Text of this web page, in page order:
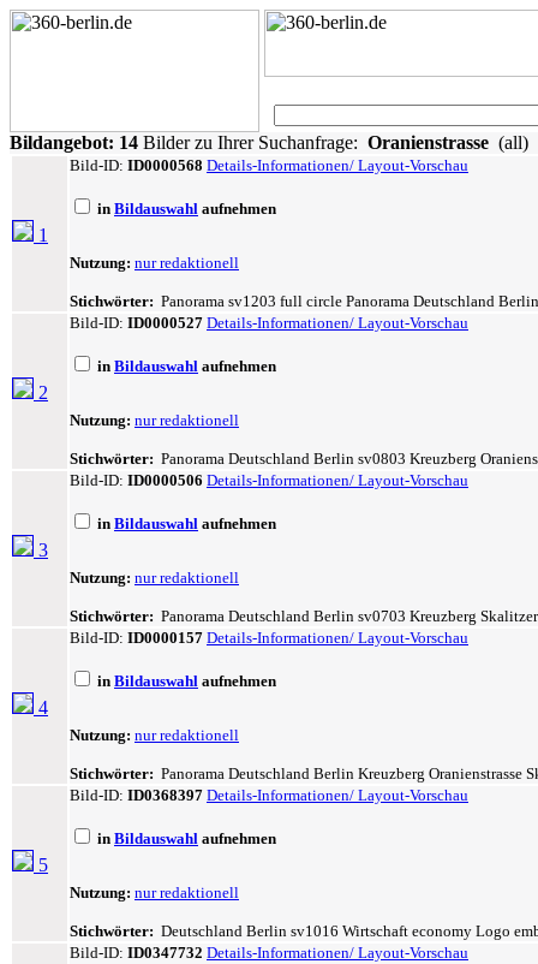
Bildangebot: 14 Bilder zu Ihrer Suchanfrage: Oranienstrasse (all)
1
Bild-ID: ID0000568 Details-Informationen/ Layout-Vorschau
in Bildauswahl aufnehmen
Nutzung: nur redaktionell
Stichwörter: Panorama sv1203 full circle Panorama Deutschland
2
Bild-ID: ID0000527 Details-Informationen/ Layout-Vorschau
in Bildauswahl aufnehmen
Nutzung: nur redaktionell
Stichwörter: Panorama Deutschland Berlin sv0803 Kreuzberg
3
Bild-ID: ID0000506 Details-Informationen/ Layout-Vorschau
in Bildauswahl aufnehmen
Nutzung: nur redaktionell
Stichwörter: Panorama Deutschland Berlin sv0703 Kreuzberg
4
Bild-ID: ID0000157 Details-Informationen/ Layout-Vorschau
in Bildauswahl aufnehmen
Nutzung: nur redaktionell
Stichwörter: Panorama Deutschland Berlin Kreuzberg Oranienstrasse
5
Bild-ID: ID0368397 Details-Informationen/ Layout-Vorschau
in Bildauswahl aufnehmen
Nutzung: nur redaktionell
Stichwörter: Deutschland Berlin sv1016 Wirtschaft economy Logo
Bild-ID: ID0347732 Details-Informationen/ Layout-Vorschau